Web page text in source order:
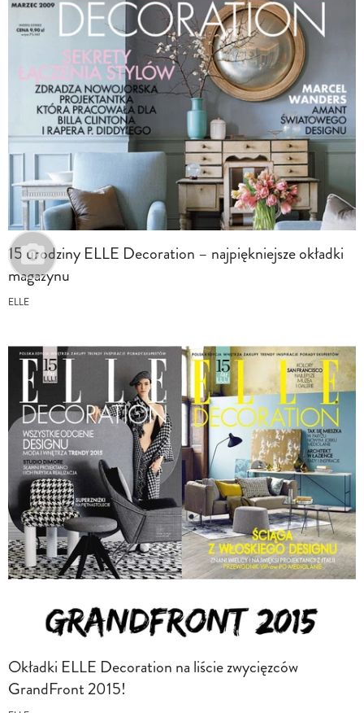
15 urodziny ELLE Decoration – najpiękniejsze okładki
magazynu
ELLE
Okładki ELLE Decoration na liście zwycięzców
GrandFront 2015!